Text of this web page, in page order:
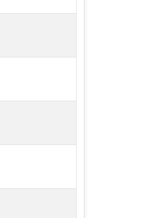
dễ tháo lắp, làm